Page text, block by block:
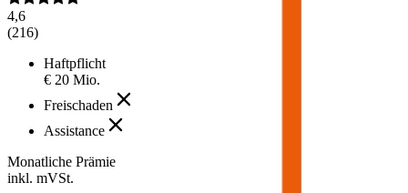
4,6
(216)
Haftpflicht
€ 20 Mio.
Freischaden
Assistance
Monatliche Prämie
inkl. mVSt.